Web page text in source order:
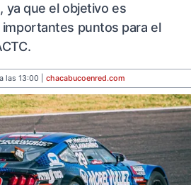
ya que el objetivo es
puntos para el
las 13:00 | chacabucoenred.com